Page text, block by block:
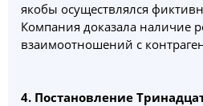
якобы осуществлялся
Компания доказала наличие
взаимоотношений с
4. Постановление